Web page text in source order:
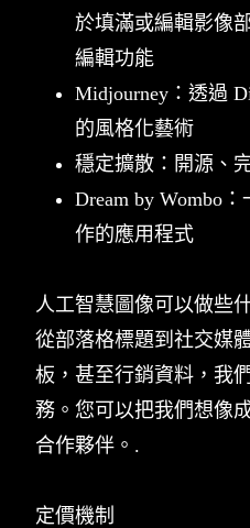
於填滿或編輯影像
編輯功能
Midjourney：透過
的風格化藝術
穩定擴散：開源、
Dream by Wombo
作的應用程式
人工智慧圖像可以做些
從部落格標題到社交媒
板，甚至行銷資料，我
務。您可以把我們想像
合作夥伴。.
定價機制